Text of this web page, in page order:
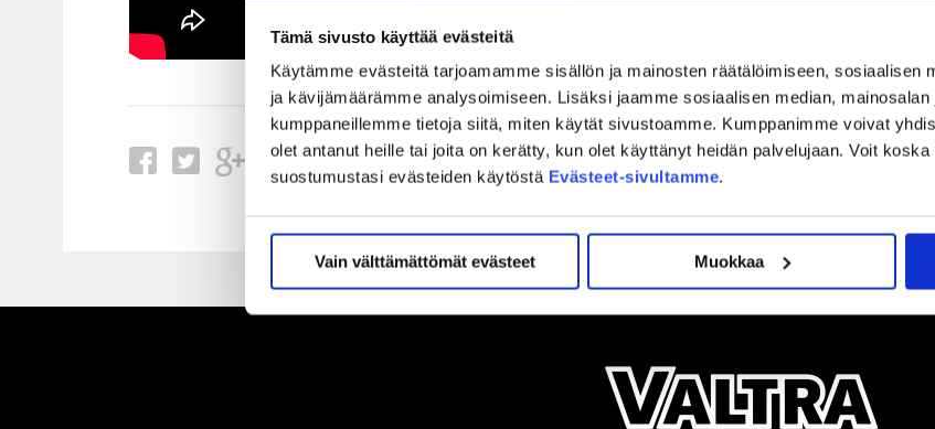
Tämä sivusto käyttää evästeitä
Käytämme evästeitä tarjoamamme sisällön ja mainosten räätälöimiseen, sosiaalisen
ja kävijämäärämme analysoimiseen. Lisäksi jaamme sosiaalisen median,
kumppaneillemme tietoja siitä, miten käytät sivustoamme. Kumppanimme voivat
olet antanut heille tai joita on kerätty, kun olet käyttänyt heidän palvelujaan. Voit
suostumustasi evästeiden käytöstä Evästeet-sivultamme.
Vain välttämättömät evästeet Muokkaa